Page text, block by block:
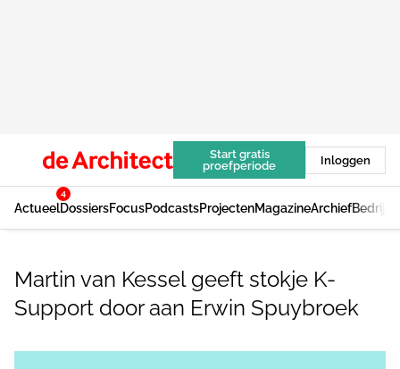
Start gratis
proefperiode
Inloggen
Actueel
4
DossiersFocusPodcastsProjectenMagazineArchief
Martin van Kessel geeft stokje K-
Support door aan Erwin Spuybroek